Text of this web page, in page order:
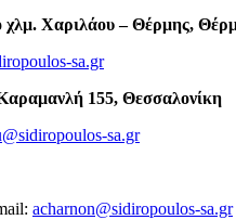
χλμ. Χαριλάου – Θέρμης,
sa.gr
155, Θεσσαλονίκη
sa.gr
acharnon@sidiropoulos-sa.gr